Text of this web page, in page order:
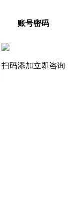
账号密码
扫码添加立即咨询